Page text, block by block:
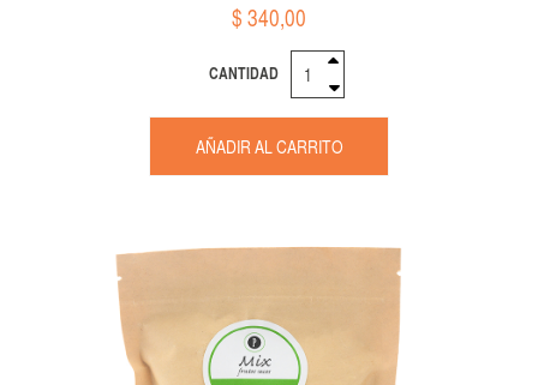
$ 340,00
CANTIDAD
AÑADIR AL CARRITO